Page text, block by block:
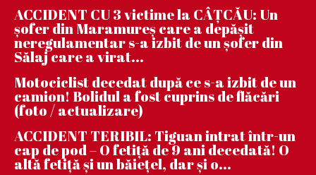
ACCIDENT CU 3 victime la CÂȚCĂU: Un
șofer din Maramureș care a depășit
neregulamentar s-a izbit de un șofer din
Sălaj care a virat...
Motociclist decedat după ce s-a izbit de un
camion! Bolidul a fost cuprins de flăcări
(foto / actualizare)
ACCIDENT TERIBIL: Tiguan intrat într-un
cap de pod – O fetiță de 9 ani decedată! O
altă fetiță și un băiețel, dar și o...